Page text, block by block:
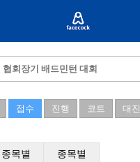
회장기 배드민턴 대회
접수 진행 코트 대진
종목별 종목별